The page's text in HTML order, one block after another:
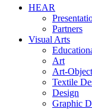
HEAR
Partners
Visual Arts
Art
Art-Object
Textile
Design
Graphic